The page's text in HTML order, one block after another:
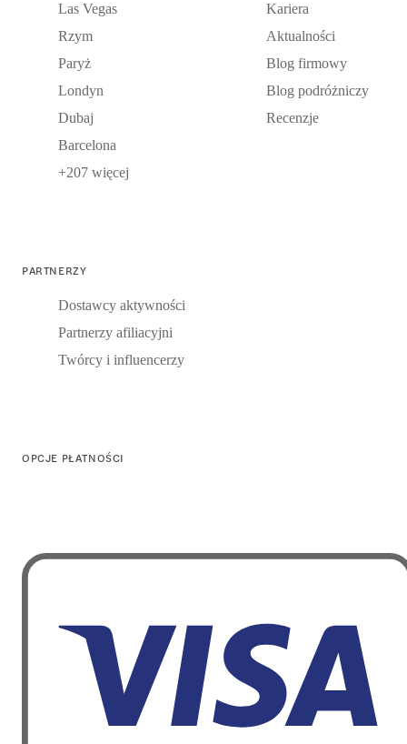
Las Vegas
Rzym
Paryż
Londyn
Dubaj
Barcelona
+207 więcej
Kariera
Aktualności
Blog firmowy
Blog podróżniczy
Recenzje
PARTNERZY
Dostawcy aktywności
Partnerzy afiliacyjni
Twórcy i influencerzy
OPCJE PŁATNOŚCI